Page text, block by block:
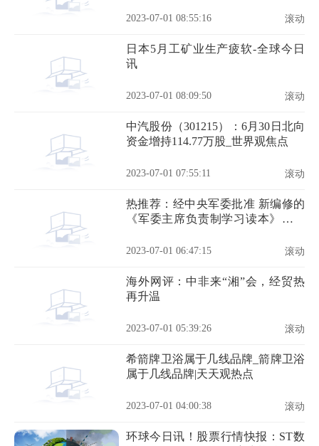
2023-07-01 08:55:16 滚动
日本5月工矿业生产疲软-全球今日
讯
2023-07-01 08:09:50 滚动
中汽股份（301215）：6月30日北向
资金增持114.77万股_世界观焦点
2023-07-01 07:55:11 滚动
热推荐：经中央军委批准 新编修的
《军委主席负责制学习读本》印发
2023-07-01 06:47:15 滚动
海外网评：中非来“湘”会，经贸热
再升温
2023-07-01 05:39:26 滚动
希箭牌卫浴属于几线品牌_箭牌卫浴
属于几线品牌|天天观热点
2023-07-01 04:00:38 滚动
环球今日讯！股票行情快报：ST数